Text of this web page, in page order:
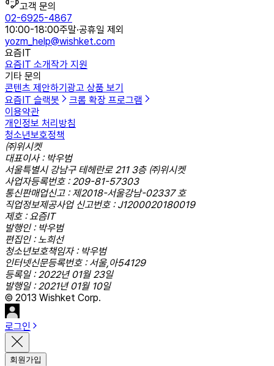
고객 문의
02-6925-4867
10:00-18:00주말·공휴일 제외
yozm_help@wishket.com
요즘IT
요즘IT 소개작가 지원
기타 문의
콘텐츠 제안하기 광고 상품 보기
요즘IT 슬랙봇
크롬 확장 프로그램
이용약관
개인정보 처리방침
청소년보호정책
㈜위시켓
대표이사 : 박우범
서울특별시 강남구 테헤란로 211 3층 ㈜위시켓
사업자등록번호 : 209-81-57303
통신판매업신고 : 제2018-서울강남-02337 호
직업정보제공사업 신고번호 : J1200020180019
제호 : 요즘IT
발행인 : 박우범
편집인 : 노희선
청소년보호책임자 : 박우범
인터넷신문등록번호 : 서울,아54129
등록일 : 2022년 01월 23일
발행일 : 2021년 01월 10일
© 2013 Wishket Corp.
로그인
회원가입